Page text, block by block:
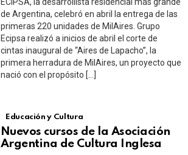
ECIPSA, la desarrollista residencial más grande
de Argentina, celebró en abril la entrega de las
primeras 220 unidades de MilAires. Grupo
Ecipsa realizó a inicios de abril el corte de
cintas inaugural de “Aires de Lapacho”, la
primera herradura de MilAires, un proyecto que
nació con el propósito […]
Educación y Cultura
Nuevos cursos de la Asociación
Argentina de Cultura Inglesa